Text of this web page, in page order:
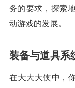
务的要求，探索
动游戏的发展。
装备与道具系
在大大大侠中，